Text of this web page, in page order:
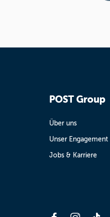
POST Group
Über uns
Unser Engagement
Jobs & Karriere